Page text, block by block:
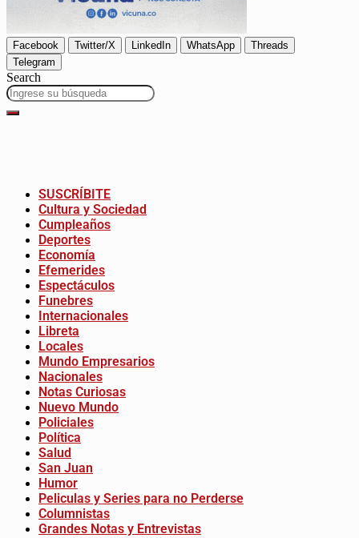
Facebook Twitter/X LinkedIn WhatsApp
Threads
Telegram
Search
SUSCRÍBITE
Cultura y Sociedad
Cumpleaños
Deportes
Economía
Efemerides
Espectáculos
Funebres
Internacionales
Libreta
Locales
Mundo Empresarios
Nacionales
Notas Curiosas
Nuevo Mundo
Policiales
Política
Salud
San Juan
Humor
Peliculas y Series para no Perderse
Columnistas
Grandes Notas y Entrevistas